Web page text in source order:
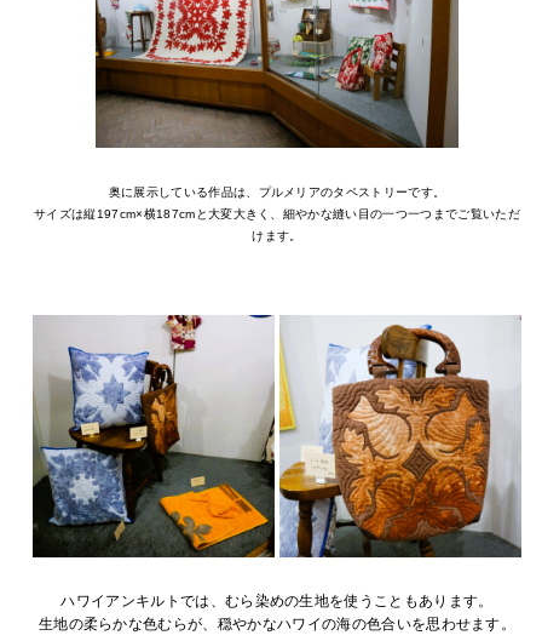
奥に展示している作品は、プルメリアのタペストリーです。
サイズは縦197cm×横187cmと大変大きく、細やかな縫い目の一つ一つまでご覧いただ
けます。
ハワイアンキルトでは、むら染めの生地を使うこともあります。
生地の柔らかな色むらが、穏やかなハワイの海の色合いを思わせます。